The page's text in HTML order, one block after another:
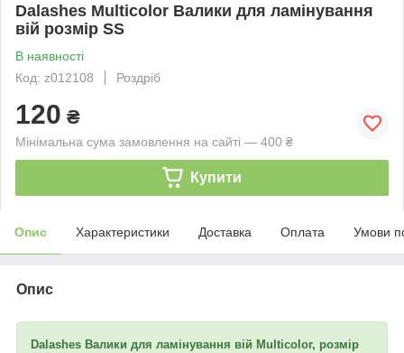
Dalashes Multicolor Валики для ламінування
вій розмір SS
В наявності
Код: z012108
Роздріб
120 ₴
Мінімальна сума замовлення на сайті — 400 ₴
Купити
Опис Характеристики Доставка Оплата Умови
Опис
Dalashes Валики для ламінування вій Multicolor, розмір